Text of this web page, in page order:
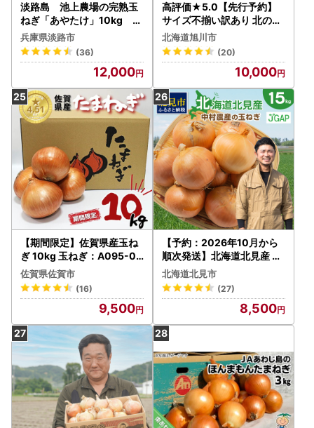
淡路島 池上農場の完熟玉
ねぎ「あやたけ」10kg 玉
ねぎ
兵庫県淡路市
(36)
12,000
高評価★5.0【先行予約】
サイズ不揃い訳あり 北の恵
み玉ねぎ・じゃがいも 合計
約12kgセット（2026年9
月下旬から発送）| 玉ねぎ _
北海道旭川市
(20)
10,000
【期間限定】佐賀県産玉ね
ぎ 10kg 玉ねぎ：A095-05
4
佐賀県佐賀市
(16)
9,500
【予約：2026年10月から
順次発送】北海道北見産 玉
ねぎ 15kg ( 野菜 たまねぎ
タマネギ 玉葱 玉ねぎ 甘い L
サイズ 15キロ 玉ねぎ生産量
日本一 )【002-0010-202
6】
北海道北見市
(27)
8,500